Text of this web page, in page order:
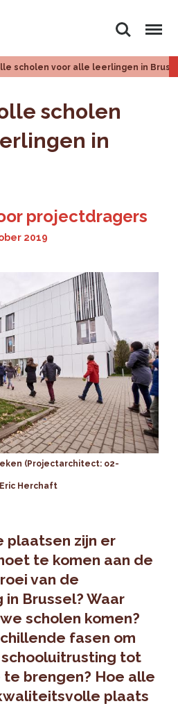
Zoeken Menu
scholen voor alle leerlingen in
scholen
in
projectdragers
2019
(Projectarchitect: o2-
Herchaft
plaatsen zijn er
te komen aan de
van de
Brussel? Waar
scholen komen?
fasen om
tot
brengen? Hoe alle
plaats